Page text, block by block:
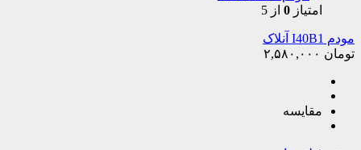
امتیاز 0 از 5
مودم I40B1 آنلاک
تومان
مقایسه